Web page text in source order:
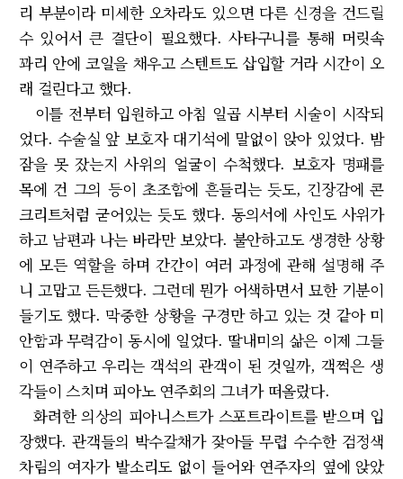
리 부분이라 미세한 오차라도 있으면 다른 신경을 건드릴
수 있어서 큰 결단이 필요했다. 사타구니를 통해 머릿속
꽈리 안에 코일을 채우고 스텐트도 삽입할 거라 시간이 오
래 걸린다고 했다.
이틀 전부터 입원하고 아침 일곱 시부터 시술이 시작되
었다. 수술실 앞 보호자 대기석에 말없이 앉아 있었다. 밤
잠을 못 잤는지 사위의 얼굴이 수척했다. 보호자 명패를
목에 건 그의 등이 초조함에 흔들리는 듯도, 긴장감에 콘
크리트처럼 굳어있는 듯도 했다. 동의서에 사인도 사위가
하고 남편과 나는 바라만 보았다. 불안하고도 생경한 상황
에 모든 역할을 하며 간간이 여러 과정에 관해 설명해 주
니 고맙고 든든했다. 그런데 뭔가 어색하면서 묘한 기분이
들기도 했다. 막중한 상황을 구경만 하고 있는 것 같아 미
안함과 무력감이 동시에 일었다. 딸내미의 삶은 이제 그들
이 연주하고 우리는 객석의 관객이 된 것일까, 객쩍은 생
각들이 스치며 피아노 연주회의 그녀가 떠올랐다.
화려한 의상의 피아니스트가 스포트라이트를 받으며 입
장했다. 관객들의 박수갈채가 잦아들 무렵 수수한 검정색
차림의 여자가 발소리도 없이 들어와 연주자의 옆에 앉았